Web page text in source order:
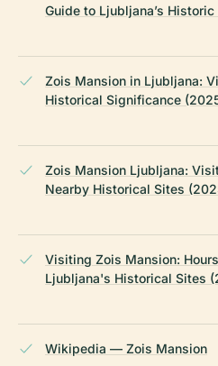
Guide to Ljubljana’s
Zois Mansion in Ljubljana:
Historical Significance
Zois Mansion Ljubljana:
Nearby Historical Sites
Visiting Zois Mansion:
Ljubljana's Historical Sites
Wikipedia — Zois Mansion